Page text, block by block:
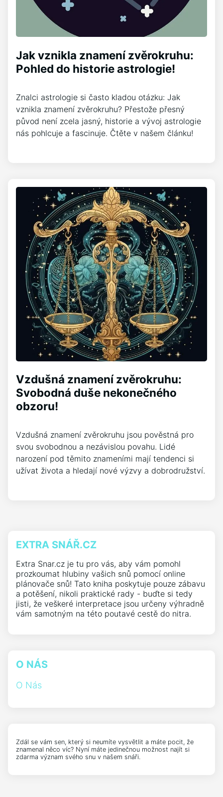
Jak vznikla znamení zvěrokruhu:
Pohled do historie astrologie!
Znalci astrologie si často kladou otázku: Jak
vznikla znamení zvěrokruhu? Přestože přesný
původ není zcela jasný, historie a vývoj astrologie
nás pohlcuje a fascinuje. Čtěte v našem článku!
Vzdušná znamení zvěrokruhu:
Svobodná duše nekonečného
obzoru!
Vzdušná znamení zvěrokruhu jsou pověstná pro
svou svobodnou a nezávislou povahu. Lidé
narození pod těmito znameními mají tendenci si
užívat života a hledají nové výzvy a dobrodružství.
EXTRA SNÁŘ.CZ
Extra Snar.cz je tu pro vás, aby vám pomohl
prozkoumat hlubiny vašich snů pomocí online
plánovače snů! Tato kniha poskytuje pouze zábavu
a potěšení, nikoli praktické rady - buďte si tedy
jisti, že veškeré interpretace jsou určeny výhradně
vám samotným na této poutavé cestě do nitra.
O NÁS
O Nás
Zdál se vám sen, který si neumíte vysvětlit a máte pocit, že
znamenal něco víc? Nyní máte jedinečnou možnost najít si
zdarma význam svého snu v našem snáři.